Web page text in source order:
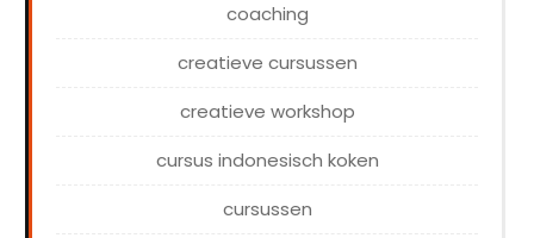
coaching
creatieve cursussen
creatieve workshop
cursus indonesisch koken
cursussen